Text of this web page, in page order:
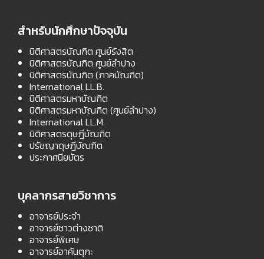
สำหรับนักศึกษาปัจจุบัน
นิติศาสตรบัณฑิต ศูนย์รังสิต
นิติศาสตรบัณฑิต ศูนย์ลำปาง
นิติศาสตรบัณฑิต (ภาคบัณฑิต)
International LL.B.
นิติศาสตรมหาบัณฑิต
นิติศาสตรมหาบัณฑิต (ศูนย์ลำปาง)
International LL.M.
นิติศาสตรดุษฎีบัณฑิต
ปรัชญาดุษฎีบัณฑิต
ประกาศนียบัตร
บุคลากรสายวิชาการ
อาจารย์ประจำ
อาจารย์ชาวต่างชาติ
อาจารย์พิเศษ
อาจารย์อาคันตุกะ